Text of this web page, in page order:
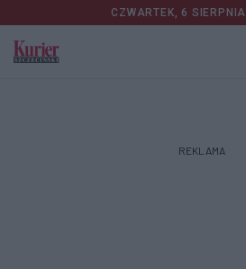
CZWARTEK, 6
REKLAMA